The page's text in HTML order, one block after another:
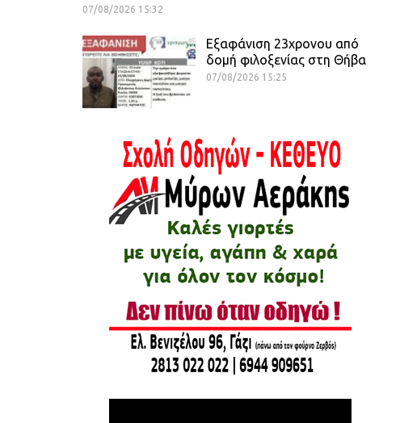
07/08/2026 15:32
Εξαφάνιση 23χρονου από
δομή φιλοξενίας στη Θήβα
07/08/2026 15:25